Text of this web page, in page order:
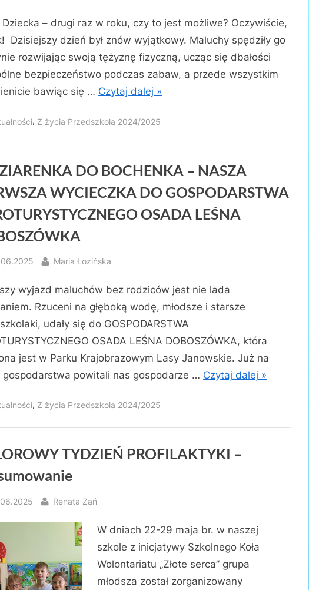
Dziecka – drugi raz w roku, czy to jest możliwe? Oczywiście,
Dzisiejszy dzień był znów wyjątkowy. Maluchy spędziły go
rozwijając swoją tężyznę fizyczną, ucząc się dbałości
bezpieczeństwo podczas zabaw, a przede wszystkim
bawiąc się … Czytaj dalej »
, Z życia Przedszkola 2024/2025
DO BOCHENKA – NASZA
WYCIECZKA DO GOSPODARSTWA
OSADA LEŚNA
By
Maria Łozińska
wyjazd maluchów bez rodziców jest nie lada
Rzuceni na głęboką wodę, młodsze i starsze
udały się do GOSPODARSTWA
OSADA LEŚNA DOBOSZÓWKA, która
jest w Parku Krajobrazowym Lasy Janowskie. Już na
gospodarstwa powitali nas gospodarze … Czytaj dalej »
, Z życia Przedszkola 2024/2025
TYDZIEŃ PROFILAKTYKI –
By
Renata Zań
W dniach 22-29 maja br. w naszej
szkole z inicjatywy Szkolnego Koła
Wolontariatu „Złote serca” grupa
młodsza został zorganizowany